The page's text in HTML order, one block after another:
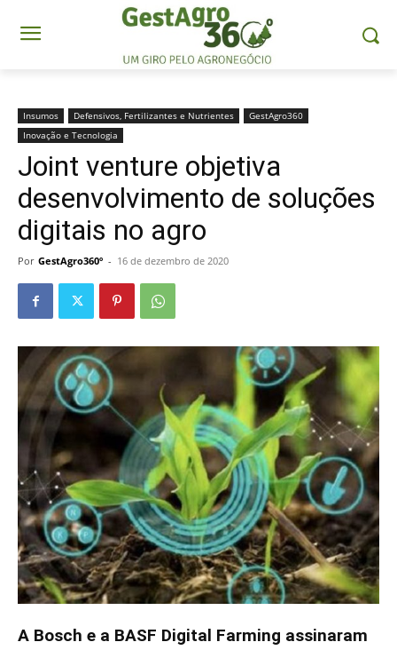
Insumos Defensivos, Fertilizantes e Nutrientes
GestAgro360
Inovação e Tecnologia
Joint venture objetiva
desenvolvimento de soluções
digitais no agro
Por GestAgro360º - 16 de dezembro de 2020
A Bosch e a BASF Digital Farming assinaram